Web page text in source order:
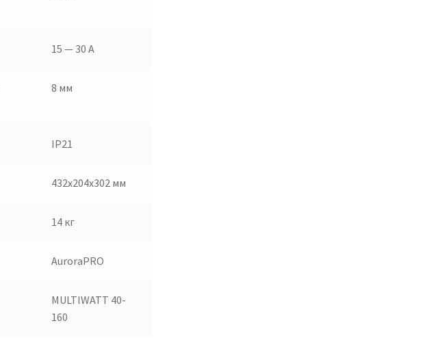
15 — 30 А
8 мм
IP21
432x204x302 мм
14 кг
AuroraPRO
MULTIWATT 40-
160